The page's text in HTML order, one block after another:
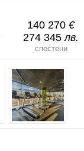
140 270 €
274 345лв.
спестени